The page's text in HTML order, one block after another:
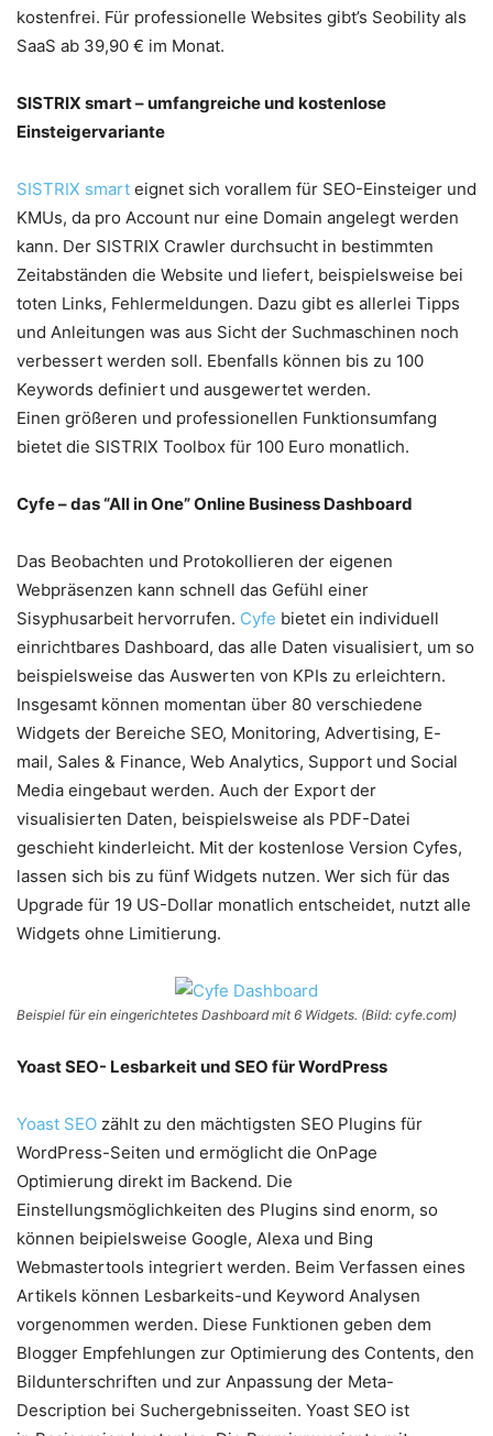
kostenfrei. Für professionelle Websites gibt’s Seobility als
SaaS ab 39,90 € im Monat.
SISTRIX smart – umfangreiche und kostenlose
Einsteigervariante
SISTRIX smart eignet sich vorallem für SEO-Einsteiger und
KMUs, da pro Account nur eine Domain angelegt werden
kann. Der SISTRIX Crawler durchsucht in bestimmten
Zeitabständen die Website und liefert, beispielsweise bei
toten Links, Fehlermeldungen. Dazu gibt es allerlei Tipps
und Anleitungen was aus Sicht der Suchmaschinen noch
verbessert werden soll. Ebenfalls können bis zu 100
Keywords definiert und ausgewertet werden.
Einen größeren und professionellen Funktionsumfang
bietet die SISTRIX Toolbox für 100 Euro monatlich.
Cyfe – das “All in One” Online Business Dashboard
Das Beobachten und Protokollieren der eigenen
Webpräsenzen kann schnell das Gefühl einer
Sisyphusarbeit hervorrufen. Cyfe bietet ein individuell
einrichtbares Dashboard, das alle Daten visualisiert, um so
beispielsweise das Auswerten von KPIs zu erleichtern.
Insgesamt können momentan über 80 verschiedene
Widgets der Bereiche SEO, Monitoring, Advertising, E-
mail, Sales & Finance, Web Analytics, Support und Social
Media eingebaut werden. Auch der Export der
visualisierten Daten, beispielsweise als PDF-Datei
geschieht kinderleicht. Mit der kostenlose Version Cyfes,
lassen sich bis zu fünf Widgets nutzen. Wer sich für das
Upgrade für 19 US-Dollar monatlich entscheidet, nutzt alle
Widgets ohne Limitierung.
Beispiel für ein eingerichtetes Dashboard mit 6 Widgets. (Bild: cyfe.com)
Yoast SEO- Lesbarkeit und SEO für WordPress
Yoast SEO zählt zu den mächtigsten SEO Plugins für
WordPress-Seiten und ermöglicht die OnPage
Optimierung direkt im Backend. Die
Einstellungsmöglichkeiten des Plugins sind enorm, so
können beipielsweise Google, Alexa und Bing
Webmastertools integriert werden. Beim Verfassen eines
Artikels können Lesbarkeits-und Keyword Analysen
vorgenommen werden. Diese Funktionen geben dem
Blogger Empfehlungen zur Optimierung des Contents, den
Bildunterschriften und zur Anpassung der Meta-
Description bei Suchergebnisseiten. Yoast SEO ist